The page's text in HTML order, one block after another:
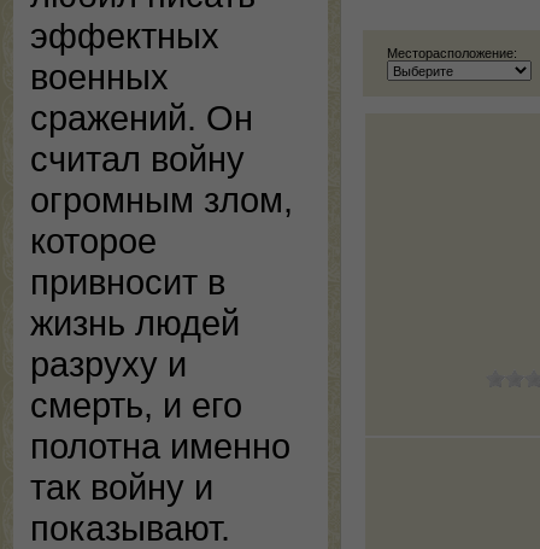
эффектных
военных
сражений. Он
считал войну
огромным злом,
которое
привносит в
жизнь людей
разруху и
смерть, и его
полотна именно
так войну и
показывают.
Месторасположение: